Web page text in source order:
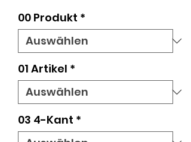
00 Produkt *
01 Artikel *
03 4-Kant *